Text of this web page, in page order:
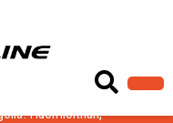
seurasi tai
Huomioithan,